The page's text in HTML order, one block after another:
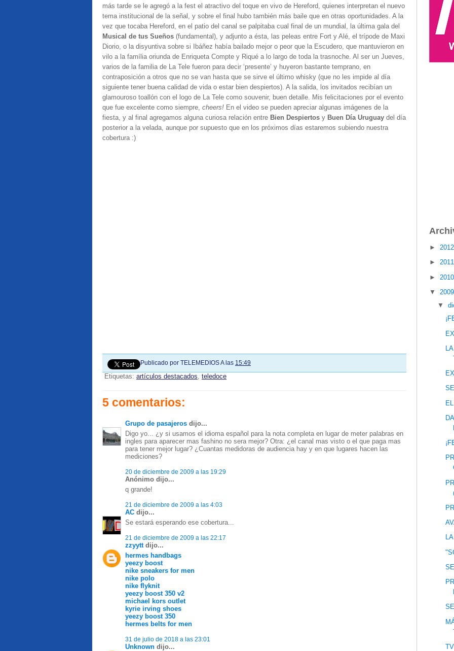
más tarde se le agregó a la fest el atractivo del toque en vivo de Hereford, quienes interpretan el nuevo
tema institucional de la señal, y sobre el final hubo también más baile que en otras oportunidades. A la
vez que tocaba Hereford, en el patio del canal se palpitaba cual final de un mundial, la última gala del
Musical de tus Sueños (fundamental), y adjunto a ésta, las peleas entre Fort y Alé, el trípode de Maxi
Diorio, o la disyuntiva sobre si Ibáñez había bailado mejor o peor que la Escudero, que mantuvieron en
vilo a la família oriunda de Enriqueta Compte y Riqué a lo largo de toda la trasnoche. Al ser un Jueves,
varios de la familia de La Tele fueron para decir ‘presente’ y huyeron bastante temprano, en
contraposición a otros que no se van hasta que se sirve el último whisky (que no les impide al día
siguiente tener buena calidad de vida o estar bien despiertos). A la salida, los invitados recibían un
glamouroso toallón con el logo de La Tele como souvenir, buen detalle. Mis felicitaciones por el evento
que fue excelente como siempre, cheers! En el video se pueden apreciar algunas imágenes de la
fiesta, y al final agregamos alguna curiosa relación entre Bien Despiertos y Buen Día Uruguay del día
posterior a la velada, aunque por supuesto que en los próximos días estaremos subiendo nuestra
cobertura :)
Publicado por TELEMEDIOSA las 15:49
Etiquetas: artículos destacados, teledoce
5 comentarios:
Grupo de pasajeros dijo...
Digo yo... ¿y si usamos el idioma español para la nota completa en lugar de meter palabras en
ingles para aparecer mas fashino no sera mejor? Otra: ¿el canal mas visto o el que paga mas
para tener mejor lugar? ¿Cuantas medidoras de audiencia hay y en que lugares hacen las
mediciones?
20 de diciembre de 2009 a las 19:29
Anónimo dijo...
q grande!
21 de diciembre de 2009 a las 4:03
AC dijo...
Se estará esperando ese cobertura...
21 de diciembre de 2009 a las 22:17
zzyyttdijo...
hermes handbags
yeezy boost
nike sneakers for men
nike polo
nike flyknit
yeezy boost 350 v2
michael kors outlet
kyrie irving shoes
yeezy boost 350
hermes belts for men
31 de julio de 2018 a las 23:01
Unknown dijo...
►
►
►
▼
▼